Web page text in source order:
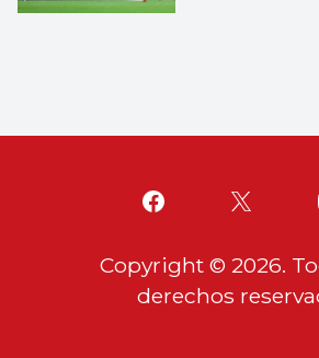
Copyright © 2026.
derechos